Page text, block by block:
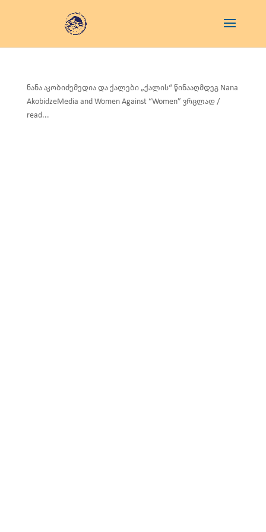
ნანა აკობიძემედია და ქალები „ქალის“ წინააღმდეგ Nana
AkobidzeMedia and Women Against “Women” ვრცლად /
read...